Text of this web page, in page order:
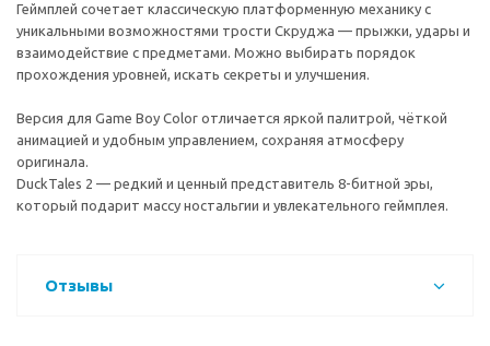
Геймплей сочетает классическую платформенную механику с
уникальными возможностями трости Скруджа — прыжки, удары и
взаимодействие с предметами. Можно выбирать порядок
прохождения уровней, искать секреты и улучшения.
Версия для Game Boy Color отличается яркой палитрой, чёткой
анимацией и удобным управлением, сохраняя атмосферу
оригинала.
DuckTales 2 — редкий и ценный представитель 8-битной эры,
который подарит массу ностальгии и увлекательного геймплея.
Отзывы